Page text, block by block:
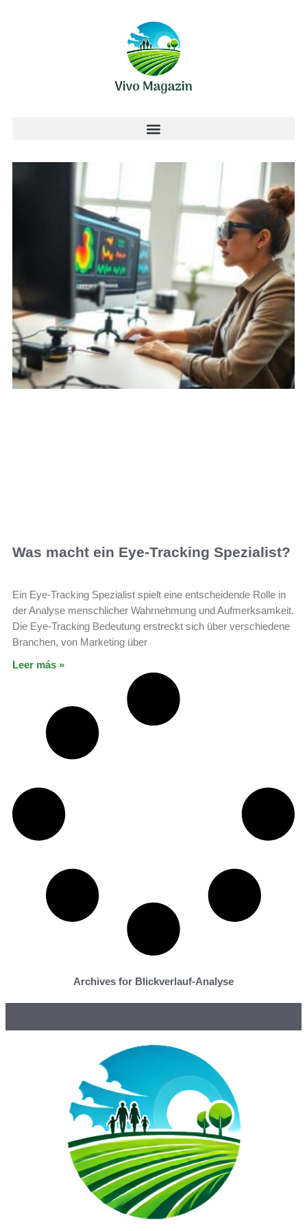
Was macht ein Eye-Tracking Spezialist?
Ein Eye-Tracking Spezialist spielt eine entscheidende Rolle in
der Analyse menschlicher Wahrnehmung und Aufmerksamkeit.
Die Eye-Tracking Bedeutung erstreckt sich über verschiedene
Branchen, von Marketing über
Leer más »
Archives for Blickverlauf-Analyse